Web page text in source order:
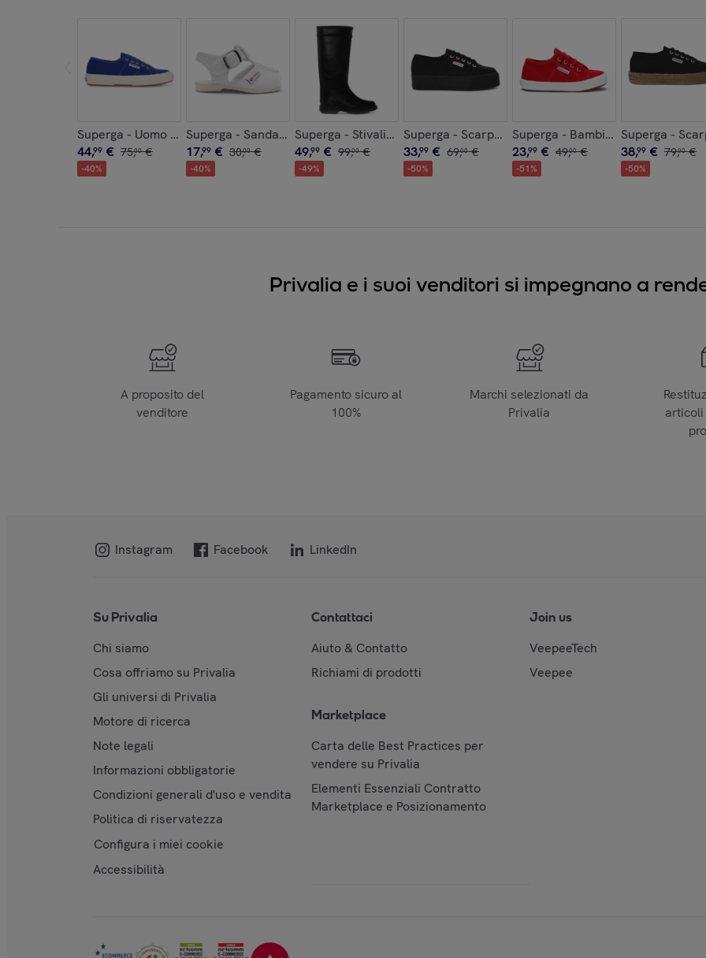
Superga - Uomo Donna Blu - 2750-COTU CLASSIC
44,99 € 75,00 €
-40%
Superga - Sandali Bambino/a Bianco - 1200-COTJ
17,99 € 30,00 €
-40%
Superga - Stivali in gomma Uomo Donna Nero - 2038-RBRU RUBBER
49,99 € 99,00 €
-49%
Superga - Scarpe da donna Donna Nero -
33,99 € 69,00 €
-50%
Superga - Bambino/a Rosso -
23,99 € 49,00 €
-51%
Superga -
38,99 € 79,00 €
-50%
Privalia e i suoi venditori si impegnano a
A proposito del
venditore
Pagamento sicuro al
100%
Marchi selezionati da
Privalia
articoli
Instagram Facebook LinkedIn
Su Privalia
Chi siamo
Cosa offriamo su Privalia
Gli universi di Privalia
Motore di ricerca
Note legali
Informazioni obbligatorie
Condizioni generali d'uso e vendita
Politica di riservatezza
Configura i miei cookie
Accessibilità
Contattaci
Aiuto & Contatto
Richiami di prodotti
Marketplace
Carta delle Best Practices per
vendere su Privalia
Elementi Essenziali Contratto
Marketplace e Posizionamento
Join us
VeepeeTech
Veepee